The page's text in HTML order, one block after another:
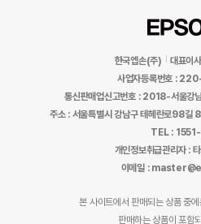
한국엡손(주)
대표이
사업자등록번호 :
통신판매업신고번호 : 2018-서울
주소 : 서울특별시 강남구 테헤란로98
TEL :
개인정보취급관리자 :
이메일 :
본 사이트에서 판매되는 상품 중
판매하는 상품이 포함